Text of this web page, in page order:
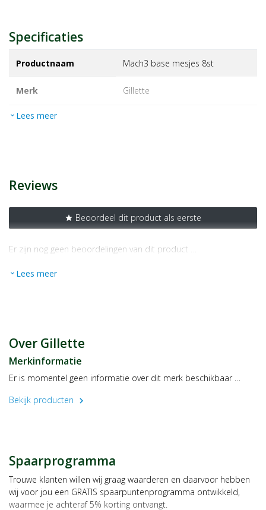
Specificaties
Productnaam Mach3 base mesjes 8st
Merk gillette
EAN
expand_more Lees meer
Reviews
star Beoordeel dit product als eerste
Er zijn nog geen beoordelingen van dit product …
expand_more Lees meer
Over Gillette
Merkinformatie
Er is momentel geen informatie over dit merk beschikbaar …
Bekijk producten
chevron_right
Spaarprogramma
Trouwe klanten willen wij graag waarderen en daarvoor hebben
wij voor jou een GRATIS spaarpuntenprogramma ontwikkeld,
waarmee je achteraf 5% korting ontvangt.